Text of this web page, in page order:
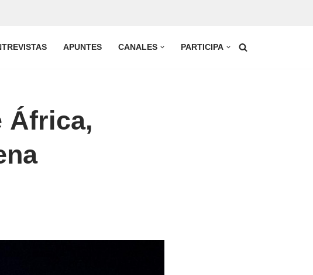
APUNTES CANALES PARTICIPA
África,